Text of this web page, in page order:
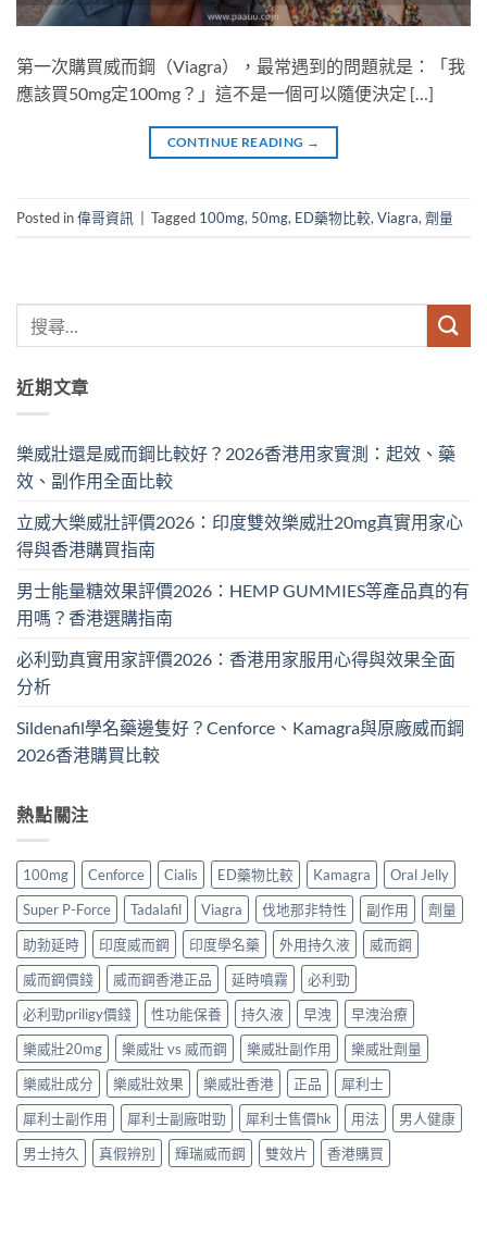
第一次購買威而鋼（Viagra），最常遇到的問題就是：「我
應該買50mg定100mg？」這不是一個可以隨便決定 […]
CONTINUE READING →
Posted in偉哥資訊 | Tagged 100mg, 50mg, ED藥物比較, Viagra, 劑量
近期文章
樂威壯還是威而鋼比較好？2026香港用家實測：起效、藥
效、副作用全面比較
立威大樂威壯評價2026：印度雙效樂威壯20mg真實用家心
得與香港購買指南
男士能量糖效果評價2026：HEMP GUMMIES等產品真的有
用嗎？香港選購指南
必利勁真實用家評價2026：香港用家服用心得與效果全面
分析
Sildenafil學名藥邊隻好？Cenforce、Kamagra與原廠威而鋼
2026香港購買比較
熱點關注
100mg Cenforce Cialis ED藥物比較 Kamagra
Oral Jelly
Super P-Force
Tadalafil Viagra 伐地那非特性 副作用
劑量
助勃延時
印度威而鋼 印度學名藥 外用持久液
威而鋼
威而鋼價錢
威而鋼香港正品 延時噴霧
必利勁
必利勁priligy價錢
性功能保養 持久液 早洩
早洩治療
樂威壯20mg
樂威壯 vs 威而鋼 樂威壯副作用
樂威壯劑量
樂威壯成分
樂威壯效果 樂威壯香港 正品
犀利士
犀利士副作用
犀利士副廠咁勁 犀利士售價hk 用法
男人健康
男士持久
真假辨別 輝瑞威而鋼 雙效片 香港購買